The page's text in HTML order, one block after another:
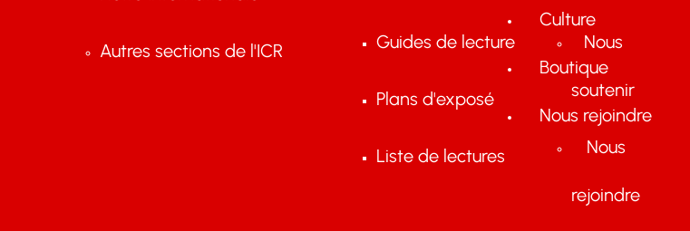
Autres sections de l'ICR Guides de lecture
Plans d'exposé
Liste de lectures
Nous
soutenir
Nous
rejoindre
Culture
Boutique
Nous rejoindre